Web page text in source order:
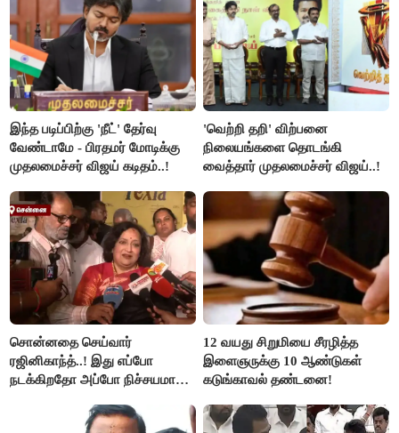
இந்த படிப்பிற்கு 'நீட்' தேர்வு
வேண்டாமே - பிரதமர் மோடிக்கு
முதலமைச்சர் விஜய் கடிதம்..!
'வெற்றி தறி' விற்பனை
நிலையங்களை தொடங்கி
வைத்தார் முதலமைச்சர் விஜய்..!
சொன்னதை செய்வார்
ரஜினிகாந்த்..! இது எப்போ
நடக்கிறதோ அப்போ நிச்சயமாக
ரஜினிகாந்த்..!
12 வயது சிறுமியை சீரழித்த
இளைஞருக்கு 10 ஆண்டுகள்
கடுங்காவல் தண்டனை!